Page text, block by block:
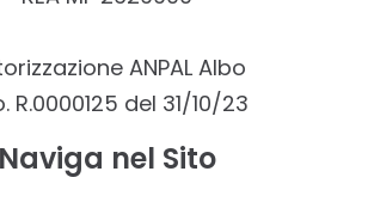
ANPAL Albo
R.0000125 del 31/10/23
Naviga nel Sito